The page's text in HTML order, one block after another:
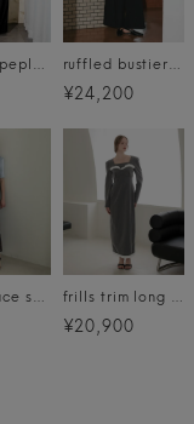
jacquard peplum pants dress ruffled bustier pants dress
¥24,200
sparkle lace satin dress frills trim long dress
¥20,900